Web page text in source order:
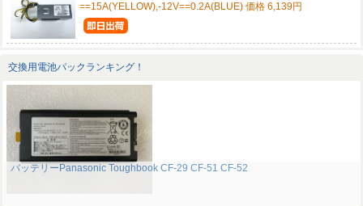
==15A(YELLOW),-12V==0.2A(BLUE) 価格 6,139円
交換用電池パックランキング！
バッテリーPanasonic Toughbook CF-29 CF-51 CF-52